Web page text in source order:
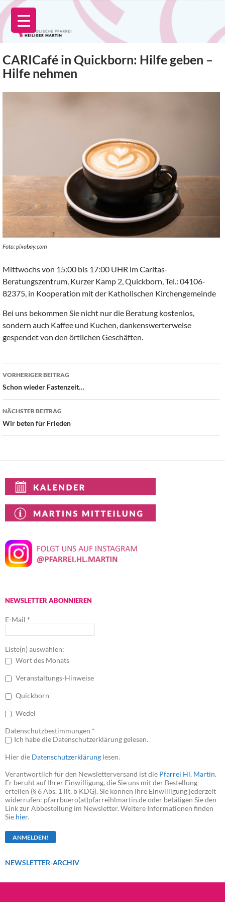
Zum
Inhalt
springen
CARICafé in Quickborn: Hilfe geben –
Hilfe nehmen
Foto: pixabay.com
Mittwochs von 15:00 bis 17:00 UHR im Caritas-
Beratungszentrum, Kurzer Kamp 2, Quickborn, Tel.: 04106-
82375, in Kooperation mit der Katholischen Kirchengemeinde
Bei uns bekommen Sie nicht nur die Beratung kostenlos,
sondern auch Kaffee und Kuchen, dankenswerterweise
gespendet von den örtlichen Geschäften.
Beitragsnavigation
VORHERIGER BEITRAG
Schon wieder Fastenzeit…
NÄCHSTER BEITRAG
Wir beten für Frieden
NEWSLETTER ABONNIEREN
E-Mail *
Liste(n) auswählen:
Wort des Monats
Veranstaltungs-Hinweise
Quickborn
Wedel
Datenschutzbestimmungen *
Ich habe die Datenschutzerklärung gelesen.
Hier die Datenschutzerklärung lesen.
Verantwortlich für den Newsletterversand ist die Pfarrei Hl. Martin.
Er beruht auf Ihrer Einwilligung, die Sie uns mit der Bestellung
erteilen (§ 6 Abs. 1 lit. b KDG). Sie können Ihre Einwilligung jederzeit
widerrufen: pfarrbuero(at)pfarreihlmartin.de oder betätigen Sie den
Link zur Abbestellung im Newsletter. Weitere Informationen finden
Sie hier.
NEWSLETTER-ARCHIV